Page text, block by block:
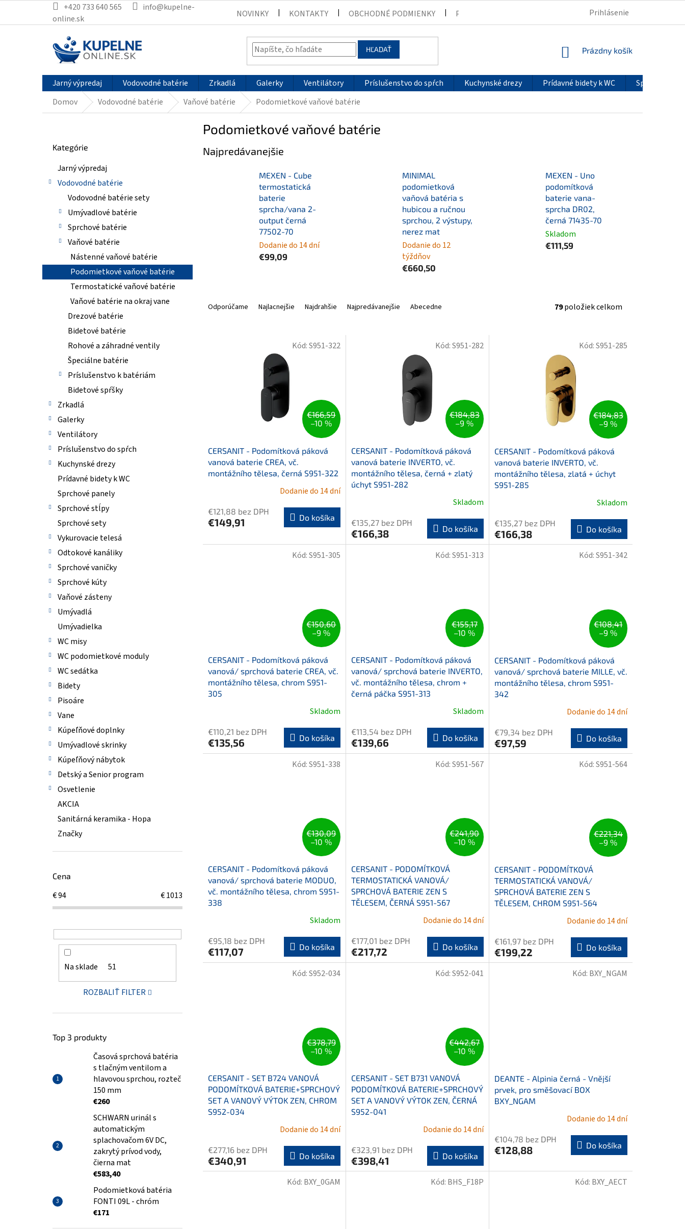
obsah
+420 733 640 565
info@kupelne-
online.sk
NOVINKY KONTAKTY OBCHODNÉ PODMIENKY PODMIENKY OCHRANY OSOBNÝCH ÚDAJOV REKLAMÁCIE
Prihlásenie
HĽADAŤ
NÁKUPNÝ
Prázdny košík
Jarný výpredaj Vodovodné batérie Zrkadlá Galerky Ventilátory Príslušenstvo do spŕch Kuchynské drezy Prídavné bidety k WC
Sprchové
Domov
Vodovodné batérie Vaňové batérie Podomietkové vaňové batérie
kategórie
Kategórie
Jarný výpredaj
Vodovodné batérie
Vodovodné batérie sety
Umývadlové batérie
Sprchové batérie
Vaňové batérie
Nástenné vaňové batérie
Podomietkové vaňové batérie
Termostatické vaňové batérie
Vaňové batérie na okraj vane
Drezové batérie
Bidetové batérie
Rohové a záhradné ventily
Špeciálne batérie
Príslušenstvo k batériám
Bidetové spŕšky
Zrkadlá
Galerky
Ventilátory
Príslušenstvo do spŕch
Kuchynské drezy
Prídavné bidety k WC
Sprchové panely
Sprchové stĺpy
Sprchové sety
Vykurovacie telesá
Odtokové kanáliky
Sprchové vaničky
Sprchové kúty
Vaňové zásteny
Umývadlá
Umývadielka
WC misy
WC podomietkové moduly
WC sedátka
Bidety
Pisoáre
Vane
Kúpeľňové doplnky
Umývadlové skrinky
Kúpeľňový nábytok
Detský a Senior program
Osvetlenie
AKCIA
Sanitárná keramika - Hopa
Značky
Cena
€94 €1013
Na sklade 51
ROZBALIŤ FILTER
Top 3 produkty
Časová sprchová batéria
s tlačným ventilom a
hlavovou sprchou, rozteč
150 mm
€260
SCHWARN urinál s
automatickým
splachovačom 6V DC,
zakrytý prívod vody,
čierna mat
€583,40
Podomietková batéria
FONTI 09L - chróm
€171
Podomietkové vaňové batérie
Najpredávanejšie
MEXEN - Cube
termostatická
baterie
sprcha/vana 2-
output černá
77502-70
Dodanie do 14 dní
€99,09
MINIMAL
podomietková
vaňová batéria s
hubicou a ručnou
sprchou, 2 výstupy,
nerez mat
Dodanie do 12
týždňov
€660,50
MEXEN - Uno
podomítková
baterie vana-
sprcha DR02,
černá 71435-70
Skladom
€111,59
Odporúčame Najlacnejšie Najdrahšie Najpredávanejšie Abecedne 79položiek celkom
€166,59
–10 %
CERSANIT - Podomítková páková
vanová baterie CREA, vč.
montážního tělesa, černá S951-322
Dodanie do 14 dní
€121,88 bez DPH
€149,91 Do košíka
Kód:S951-322
€184,83
–9 %
CERSANIT - Podomítková páková
vanová baterie INVERTO, vč.
montážního tělesa, černá + zlatý
úchyt S951-282
Skladom
€135,27 bez DPH
€166,38 Do košíka
Kód:S951-282
€184,83
–9 %
CERSANIT - Podomítková páková
vanová baterie INVERTO, vč.
montážního tělesa, zlatá + úchyt
S951-285
Skladom
€135,27 bez DPH
€166,38 Do košíka
Kód:S951-285
€150,60
–9 %
CERSANIT - Podomítková páková
vanová/ sprchová baterie CREA, vč.
montážního tělesa, chrom S951-
305
Skladom
€110,21 bez DPH
€135,56 Do košíka
Kód:S951-305
€155,17
–10 %
CERSANIT - Podomítková páková
vanová/ sprchová baterie INVERTO,
vč. montážního tělesa, chrom +
černá páčka S951-313
Skladom
€113,54 bez DPH
€139,66 Do košíka
Kód:S951-313
€108,41
–9 %
CERSANIT - Podomítková páková
vanová/ sprchová baterie MILLE, vč.
montážního tělesa, chrom S951-
342
Dodanie do 14 dní
€79,34 bez DPH
€97,59 Do košíka
Kód:S951-342
€130,09
–10 %
CERSANIT - Podomítková páková
vanová/ sprchová baterie MODUO,
vč. montážního tělesa, chrom S951-
338
Skladom
€95,18 bez DPH
€117,07 Do košíka
Kód:S951-338
€241,90
–10 %
CERSANIT - PODOMÍTKOVÁ
TERMOSTATICKÁ VANOVÁ/
SPRCHOVÁ BATERIE ZEN S
TĚLESEM, ČERNÁ S951-567
Dodanie do 14 dní
€177,01 bez DPH
€217,72 Do košíka
Kód:S951-567
€221,34
–9 %
CERSANIT - PODOMÍTKOVÁ
TERMOSTATICKÁ VANOVÁ/
SPRCHOVÁ BATERIE ZEN S
TĚLESEM, CHROM S951-564
Dodanie do 14 dní
€161,97 bez DPH
€199,22 Do košíka
Kód:S951-564
€378,79
–10 %
CERSANIT - SET B724 VANOVÁ
PODOMÍTKOVÁ BATERIE+SPRCHOVÝ
SET A VANOVÝ VÝTOK ZEN, CHROM
S952-034
Dodanie do 14 dní
€277,16 bez DPH
€340,91 Do košíka
Kód:S952-034
€442,67
–10 %
CERSANIT - SET B731 VANOVÁ
PODOMÍTKOVÁ BATERIE+SPRCHOVÝ
SET A VANOVÝ VÝTOK ZEN, ČERNÁ
S952-041
Dodanie do 14 dní
€323,91 bez DPH
€398,41 Do košíka
Kód:S952-041
DEANTE - Alpinia černá - Vnější
prvek, pro směšovací BOX
BXY_NGAM
Dodanie do 14 dní
€104,78 bez DPH
€128,88 Do košíka
Kód: BXY_NGAM
Kód: BXY_0GAM Kód: BHS_F18P Kód: BXY_AECT